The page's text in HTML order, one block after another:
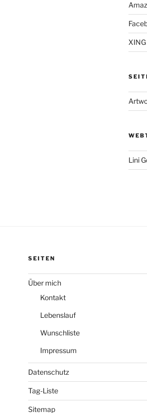
XING
Lini
SEITEN
Über mich
Kontakt
Lebenslauf
Wunschliste
Impressum
Datenschutz
Tag-Liste
Sitemap